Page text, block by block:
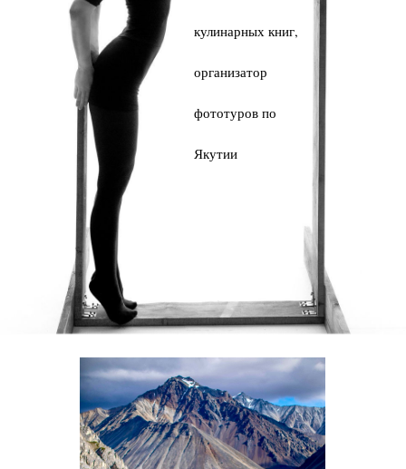
кулинарных книг,
организатор
фототуров по
Якутии